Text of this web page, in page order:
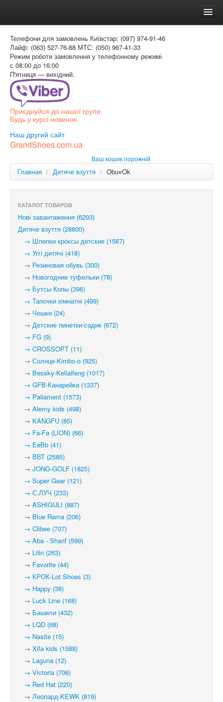
Доставка и оплата
Как заказать
Контакти
Таблиця розмірів
Вхід для покупця
РОС
Телефони для замовлень Київстар: (097) 974-91-46
Лайф: (063) 527-76-88 МТС: (050) 967-41-33
Режим роботи замовлення у телефонному режимі
с 08:00 до 16:00
П'ятниця — вихідний.
Приєднуйся до нашої групи.
Будь у курсі новинок.
Наш другий сайт
GrandShoes.com.ua
Ваш кошик порожній
Главная / Дитяче взуття / ObuvOk
КАТАЛОГ ТОВАРОВ
Нові завантаження (6293)
Дитяче взуття (28800)
→ Шлепки кроксы детские (1567)
→ Уггі дитячі (418)
→ Резиновая обувь (300)
→ Новогодние туфельки (78)
→ Бутсы Копы (396)
→ Тапочки кімнатні (499)
→ Чешки (24)
→ Детские пинетки-садик (672)
→ FG (9)
→ CROSSOPT (11)
→ Солнце-Kimbo-o (925)
→ Bessky-Kellaifeng (1017)
→ GFB-Канарейка (1337)
→ Paliament (1573)
→ Alemy kids (498)
→ KANGFU (85)
→ Fa-Fa (LION) (66)
→ EeBb (41)
→ ВВТ (2585)
→ JONG-GOLF (1825)
→ Super Gear (121)
→ С.ЛУЧ (233)
→ ASHIGULI (887)
→ Blue Rama (206)
→ Clibee (707)
→ Aba - Sharif (599)
→ Lilin (263)
→ Favorite (44)
→ КРОК-Lot Shoes (3)
→ Happy (38)
→ Luck Line (168)
→ Башили (432)
→ LQD (68)
→ Nasite (15)
→ Xifa kids (1588)
→ Laguna (12)
→ Victoria (706)
→ Red Hat (220)
→ Леопард-KEWK (819)